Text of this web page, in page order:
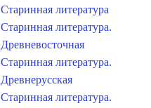
Старинная литература
Старинная литература.
Древневосточная
Старинная литература.
Древнерусская
Старинная литература.